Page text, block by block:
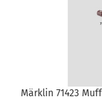
Märklin 71423